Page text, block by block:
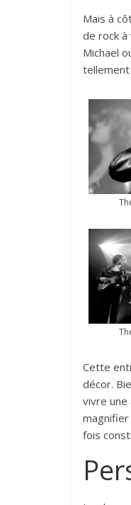
Mais à
de rock
Michael
tellement
Cette
décor.
vivre
fois